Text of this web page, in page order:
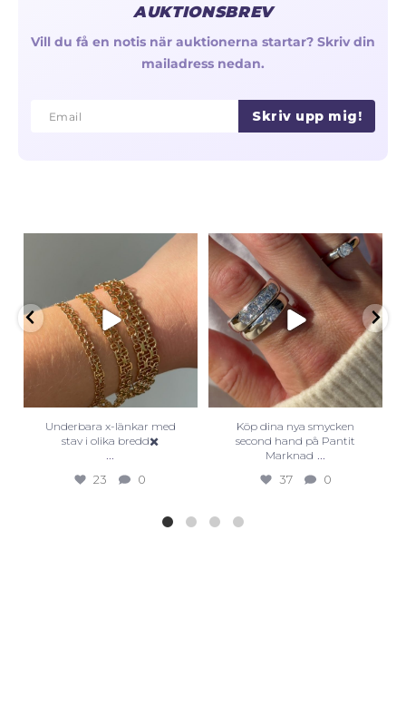
AUKTIONSBREV
Vill du få en notis när auktionerna startar? Skriv din
mailadress nedan.
Email
Email Skriv upp mig!
Underbara x-länkar med
stav i olika bredd✖️
...
23 0
Köp dina nya smycken
second hand på Pantit
Marknad ...
37 0